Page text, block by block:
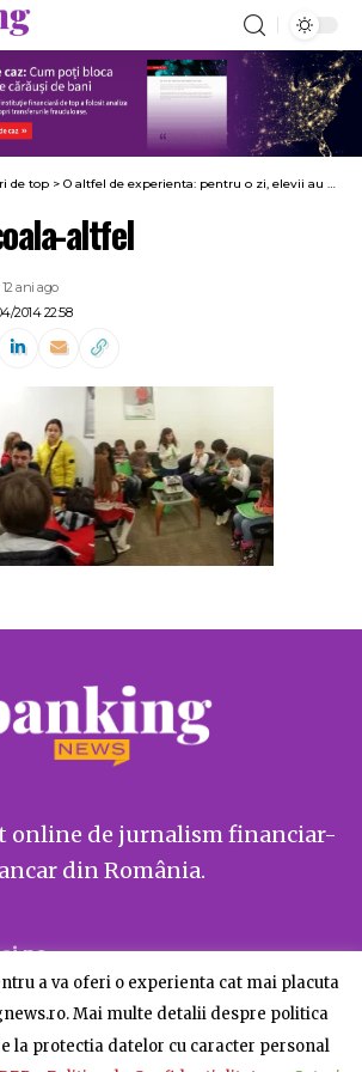
de top > O altfel de experienta: pentru o zi, elevii au schimbat banca de clasa cu OTP Bank
altfel
2014 22:58
12 ani ago
online de jurnalism financiar-
din România.
pe
a va oferi o experienta cat mai placuta
Mai multe detalii despre politica
la protectia datelor cu caracter personal